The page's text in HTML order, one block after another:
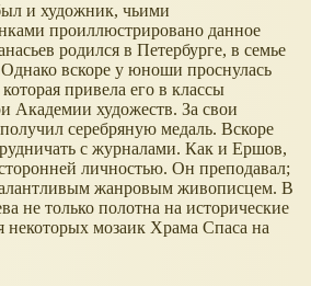
и художник, чьими
проиллюстрировано данное
родился в Петербурге, в семье
вскоре у юноши проснулась
привела его в классы
Академии художеств. За свои
серебряную медаль. Вскоре
с журналами. Как и Ершов,
личностью. Он преподавал;
жанровым живописцем. В
не только полотна на исторические
некоторых мозаик Храма Спаса на